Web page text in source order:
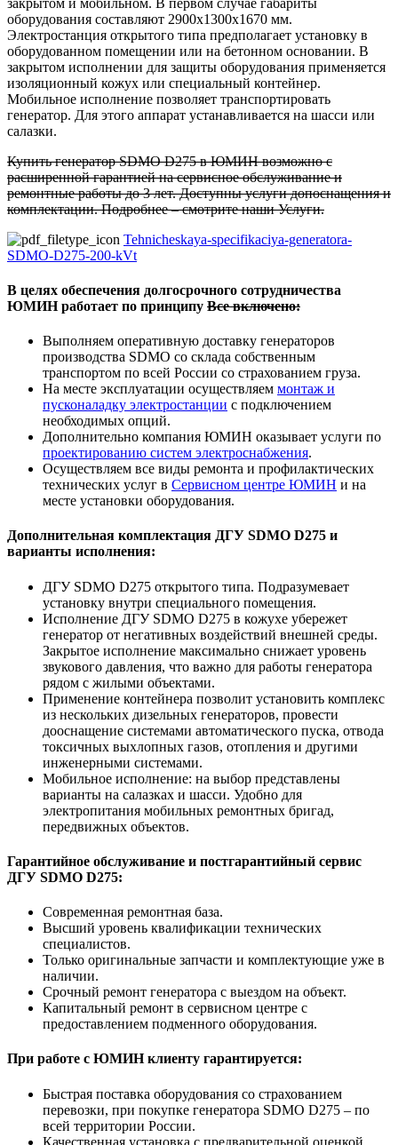
оборудования составляют 2900х1300х1670 мм.
Электростанция открытого типа предполагает установку в
оборудованном помещении или на бетонном основании. В
закрытом исполнении для защиты оборудования применяется
изоляционный кожух или специальный контейнер.
Мобильное исполнение позволяет транспортировать
генератор. Для этого аппарат устанавливается на шасси или
салазки.
Купить генераторSDMO D275 в ЮМИН возможно с
расширенной гарантией на сервисное обслуживание и
ремонтные работы до 3 лет. Доступны услуги допоснащения и
комплектации. Подробнее – смотрите наши Услуги.
Tehnicheskaya-specifikaciya-generatora-
SDMO-D275-200-kVt
В целях обеспечения долгосрочного сотрудничества
ЮМИН работает по принципу Все включено:
Выполняем оперативную доставку генераторов
производства SDMO со склада собственным
транспортом по всей России со страхованием груза.
На месте эксплуатации осуществляем монтаж и
пусконаладку электростанции с подключением
необходимых опций.
Дополнительно компания ЮМИН оказывает услуги по
проектированию систем электроснабжения.
Осуществляем все виды ремонта и профилактических
технических услуг в Сервисном центре ЮМИН и на
месте установки оборудования.
Дополнительная комплектация ДГУ SDMO D275 и
варианты исполнения:
ДГУ SDMO D275 открытого типа. Подразумевает
установку внутри специального помещения.
Исполнение ДГУ SDMO D275 в кожухе убережет
генератор от негативных воздействий внешней среды.
Закрытое исполнение максимально снижает уровень
звукового давления, что важно для работы генератора
рядом с жилыми объектами.
Применение контейнера позволит установить комплекс
из нескольких дизельных генераторов, провести
дооснащение системами автоматического пуска, отвода
токсичных выхлопных газов, отопления и другими
инженерными системами.
Мобильное исполнение: на выбор представлены
варианты на салазках и шасси. Удобно для
электропитания мобильных ремонтных бригад,
передвижных объектов.
Гарантийное обслуживание и постгарантийный сервис
ДГУ SDMO D275:
Современная ремонтная база.
Высший уровень квалификации технических
специалистов.
Только оригинальные запчасти и комплектующие уже в
наличии.
Срочный ремонт генератора с выездом на объект.
Капитальный ремонт в сервисном центре с
предоставлением подменного оборудования.
При работе с ЮМИН клиенту гарантируется:
Быстрая поставка оборудования со страхованием
перевозки, при покупке генератора SDMO D275 – по
всей территории России.
Качественная установка с предварительной оценкой